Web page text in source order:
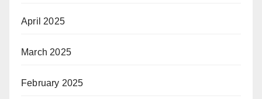
April 2025
March 2025
February 2025